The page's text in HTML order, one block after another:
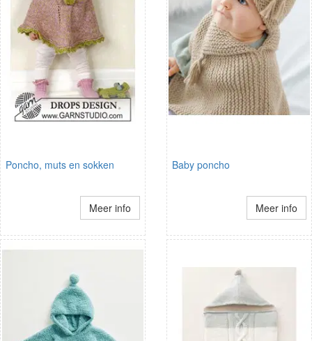
Poncho, muts en sokken
Meer info
Baby poncho
Meer info